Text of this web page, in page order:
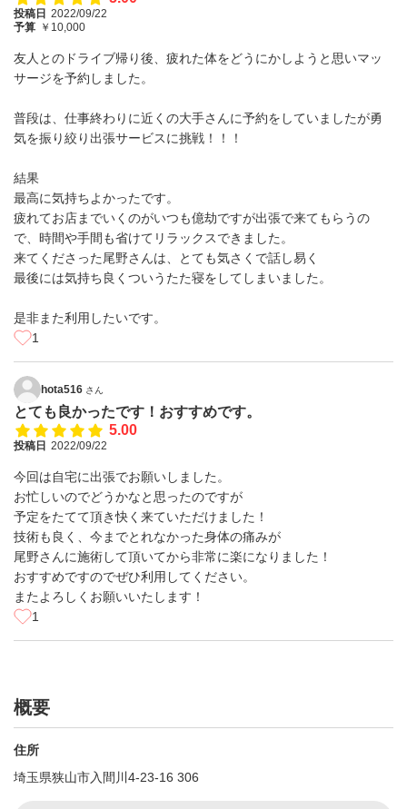
投稿日 2022/09/22
予算 ￥10,000
友人とのドライブ帰り後、疲れた体をどうにかしようと思いマッ
サージを予約しました。
普段は、仕事終わりに近くの大手さんに予約をしていましたが勇
気を振り絞り出張サービスに挑戦！！！
結果
最高に気持ちよかったです。
疲れてお店までいくのがいつも億劫ですが出張で来てもらうの
で、時間や手間も省けてリラックスできました。
来てくださった尾野さんは、とても気さくで話し易く
最後には気持ち良くついうたた寝をしてしまいました。
是非また利用したいです。
1
hota516 さん
とても良かったです！おすすめです。
5.00
投稿日 2022/09/22
今回は自宅に出張でお願いしました。
お忙しいのでどうかなと思ったのですが
予定をたてて頂き快く来ていただけました！
技術も良く、今までとれなかった身体の痛みが
尾野さんに施術して頂いてから非常に楽になりました！
おすすめですのでぜひ利用してください。
またよろしくお願いいたします！
1
概要
住所
埼玉県狭山市入間川4-23-16 306